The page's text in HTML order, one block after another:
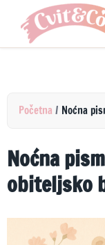
Početna / Noćna
Noćna
obiteljsko